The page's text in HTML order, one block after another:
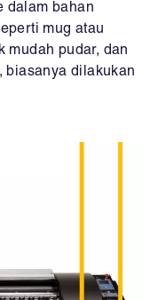
dalam bahan
mug atau
mudah pudar, dan
biasanya dilakukan